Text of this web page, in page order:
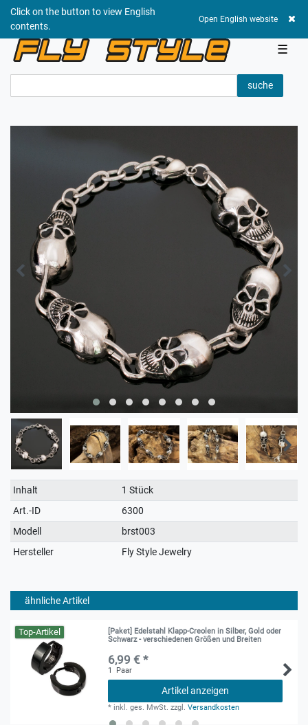
Click on the button to view English
contents.
Open English website
☰
suche
Technisches
Merkmal
Wert
Inhalt
1 Stück
Art.-ID
6300
Modell
brst003
Hersteller
Fly Style Jewelry
ähnliche Artikel
Top-Artikel
[Paket] Edelstahl Klapp-Creolen in Silber, Gold oder
Schwarz - verschiedenen Größen und Breiten
6,99 € *
1 Paar
Artikel anzeigen
* inkl. ges. MwSt. zzgl.Versandkosten